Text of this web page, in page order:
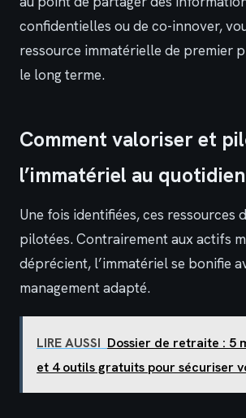
confidentielles ou de co-innover,
ressource immatérielle de premier
le long terme.
Comment valoriser et
l’immatériel au
Une fois identifiées, ces ressources
pilotées. Contrairement aux actifs
déprécient, l’immatériel se bonifie
management adapté.
LIRE AUSSI Dossier de retraite : 5
et 4 outils gratuits pour sécuriser